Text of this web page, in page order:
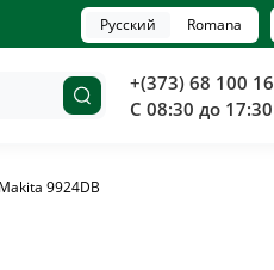
Русский Romana
+(373) 68 100
С 08:30 до 17:30
9924DB